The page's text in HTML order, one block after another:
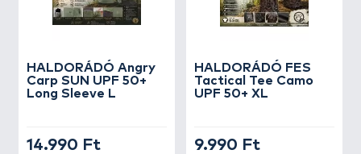
HALDORÁDÓ Angry
Carp SUN UPF 50+
Long Sleeve L
14.990 Ft
HALDORÁDÓ FES
Tactical Tee Camo
UPF 50+ XL
9.990 Ft